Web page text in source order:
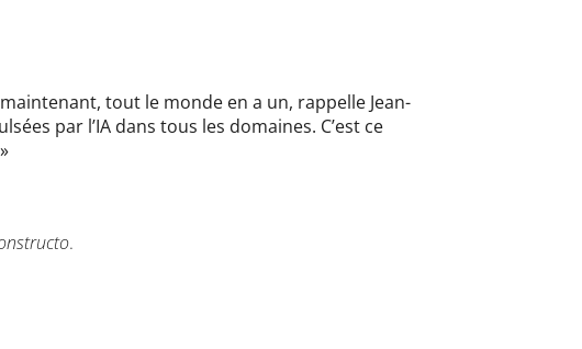
tout le monde en a un, rappelle Jean-
par l’IA dans tous les domaines. C’est ce
.